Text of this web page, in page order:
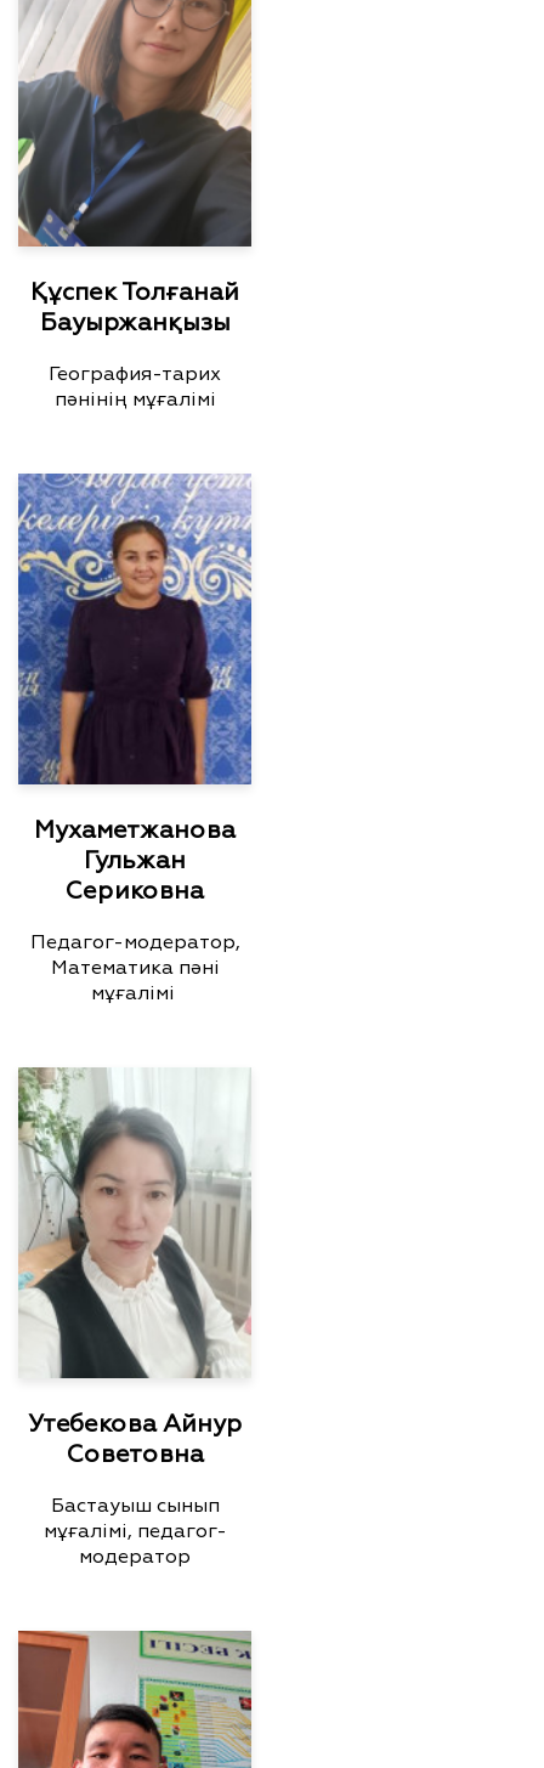
Құспек Толғанай
Бауыржанқызы
География-тарих
пәнінің мұғалімі
Мухаметжанова
Гульжан
Сериковна
Педагог-модератор,
Математика пәні
мұғалімі
Утебекова Айнур
Советовна
Бастауыш сынып
мұғалімі, педагог-
модератор